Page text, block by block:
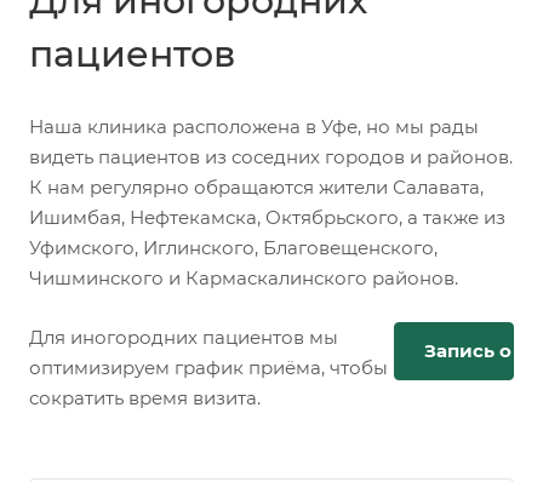
пациентов
Наша клиника расположена в Уфе, но мы рады
видеть пациентов из соседних городов и районов.
К нам регулярно обращаются жители Салавата,
Ишимбая, Нефтекамска, Октябрьского, а также из
Уфимского, Иглинского, Благовещенского,
Чишминского и Кармаскалинского районов.
Для иногородних пациентов мы
оптимизируем график приёма, чтобы
сократить время визита.
Запись